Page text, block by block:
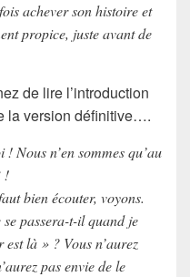
achever son histoire et
propice, juste avant de
de lire l’introduction
la version définitive….
Nous n’en sommes qu’au
!
bien écouter, voyons.
passera-t-il quand je
là » ? Vous n’aurez
pas envie de le